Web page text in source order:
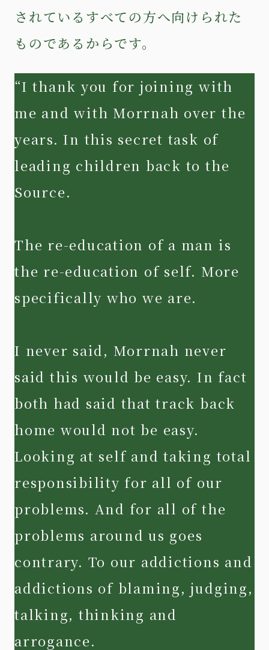
されているすべての方へ向けられた
ものであるからです。
“I thank you for joining with
me and with Morrnah over the
years. In this secret task of
leading children back to the
Source.
The re-education of a man is
the re-education of self. More
specifically who we are.
I never said, Morrnah never
said this would be easy. In fact
both had said that track back
home would not be easy.
Looking at self and taking total
responsibility for all of our
problems. And for all of the
problems around us goes
contrary. To our addictions and
addictions of blaming, judging,
talking, thinking and
arrogance.